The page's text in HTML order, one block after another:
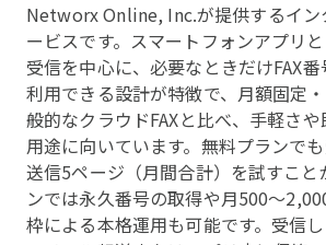
Networx Online, Inc.が提供するイン
ービスです。スマートフォンアプリ
受信を中心に、必要なときだけFAX
利用できる設計が特徴で、月額固定
般的なクラウドFAXと比べ、手軽さ
用途に向いています。無料プランで
送信5ページ（月間合計）を試すこと
ンでは永久番号の取得や月500〜
枠による本格運用も可能です。受信